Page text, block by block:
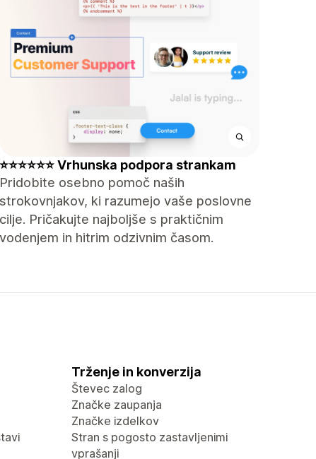
⭐⭐⭐⭐⭐⭐ Vrhunska podpora strankam
Pridobite osebno pomoč naših
strokovnjakov, ki razumejo vaše poslovne
cilje. Pričakujte najboljše s praktičnim
vodenjem in hitrim odzivnim časom.
Trženje in konverzija
Števec zalog
Značke zaupanja
Značke izdelkov
Stran s pogosto zastavljenimi
vprašanji